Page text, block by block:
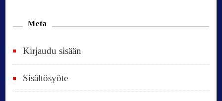
Meta
Kirjaudu sisään
Sisältösyöte